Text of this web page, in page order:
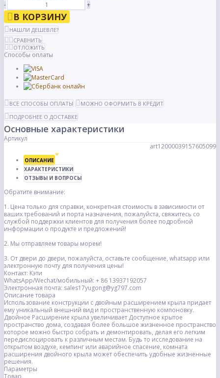
-
+
В КОРЗИНУ
НАШЛИ ДЕШЕВЛЕ?
СРАВНИТЬ
ОТЛОЖИТЬ
Способы оплаты
ВСЕ СПОСОБЫ ОПЛАТЫ
МОЖНО ОФОРМИТЬ В КРЕДИТ
ПОДРОБНЕЕ О ДОСТАВКЕ
Основные характеристики
Артикул
art12000039157605099
ОПИСАНИЕ
ХАРАКТЕРИСТИКИ
ОТЗЫВЫ И ВОПРОСЫ
Обратите внимание:
1. Цена только для справки, конкретная стоимость в зависимости от
ваших требований и порта назначения, пожалуйста, свяжитесь со
службой поддержки клиентов для получения более подробной
информации о продукте и предложений!
2. Мы отправляем товары морем!
3. От двери до двери, пожалуйста, оставьте сообщение, whatsapp или
электронную почту для получения цены!
Контакт: Кэти
WhatsApp/Wechat/мобильный: + 86 13937192057
Электронная почта: sales17yugong@yg797.com
Описание товара
Использование конструкции с двойным расширением крыла придает
ему уникальный внешний вид и пространственную компоновку.
Двойное Расширение крыла увеличивает Доступное крытое
пространство дома, создавая более большое жизненное пространство
которое можно быстро собрать и демонтировать, делая его легким
передислоцировать к различным местам. Будь то исследование на
открытом воздухе, кемпинг или аварийное спасение, комната
расширения двойного крыла может обеспечить удобные жизненные
решения.
Параметры